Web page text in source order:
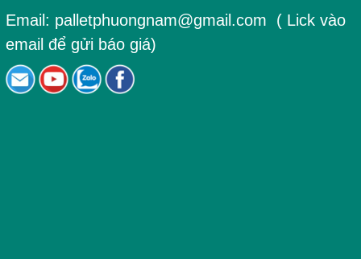
Email: palletphuongnam@gmail.com ( Lick vào
email để gửi báo giá)